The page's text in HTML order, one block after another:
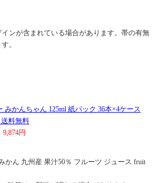
ンが含まれている場合があります。帯の有無
。
みかんちゃん 125ml 紙パック 36本×4ケース
送料無料
円
かん 九州産 果汁50％ フルーツ ジュース fruit